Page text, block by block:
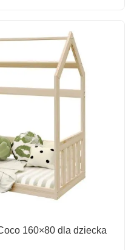
160×80 dla dziecka